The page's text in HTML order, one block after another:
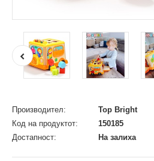
Производител:
Top Bright
Код на продуктот:
150185
Достапност:
На залиха